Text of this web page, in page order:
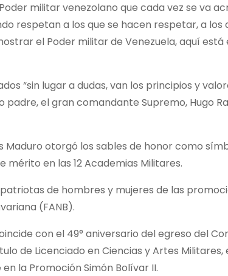
militar venezolano que cada vez se va
respetan a los que se hacen respetar, a los
el Poder militar de Venezuela, aquí está
“sin lugar a dudas, van los principios y
el gran comandante Supremo, Hugo
Maduro otorgó los sables de honor como
en las 12 Academias Militares.
de hombres y mujeres de las
(FANB).
con el 49° aniversario del egreso del
de Licenciado en Ciencias y Artes Militares,
la Promoción Simón Bolívar II.